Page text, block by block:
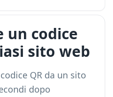
un codice
sito web
QR da un sito
dopo